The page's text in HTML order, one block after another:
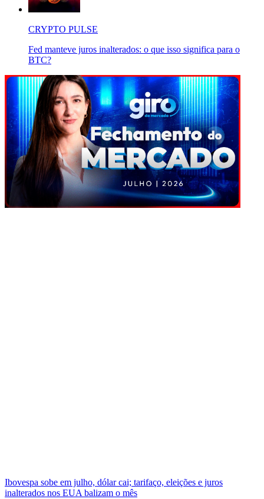
CRYPTO PULSE
Fed manteve juros inalterados: o que isso significa para o
BTC?
Ibovespa sobe em julho, dólar cai; tarifaço, eleições e juros
inalterados nos EUA balizam o mês